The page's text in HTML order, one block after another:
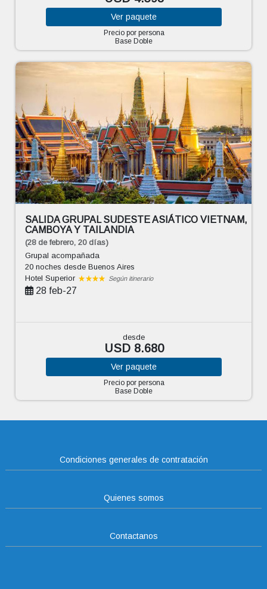
Ver paquete
Precio por persona
Base Doble
SALIDA GRUPAL SUDESTE ASIÁTICO VIETNAM,
CAMBOYA Y TAILANDIA
(28 de febrero, 20 días)
Grupal acompañada
20 nochesdesde Buenos Aires
Hotel Superior
Según itinerario
28 feb-27
desde
USD 8.680
Ver paquete
Precio por persona
Base Doble
Condiciones generales de contratación
Quienes somos
Contactanos